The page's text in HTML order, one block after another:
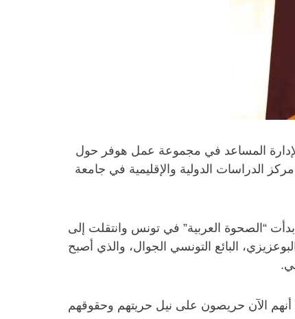
المساعد في مجموعة عمل هوفر حول
الدراسات الدولية والإقليمية في جامعة
“الصحوة العربية” في تونس وانتقلت إلى
البائع التونسي الجوال، والذي أصبح
أنهم الآن حريصون على نيل حريتهم وحقوقهم